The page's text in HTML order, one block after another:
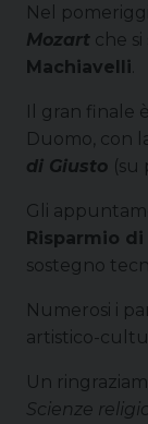
Nel
Mozart che
Machiavelli
Il gran finale
Duomo, con
di Giusto (su
Gli
Risparmio
sostegno
Numerosi i
artistico-
Un
Scienze